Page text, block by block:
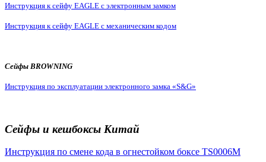
Инструкция к сейфу EAGLE с электронным замком
Инструкция к сейфу EAGLE с механическим кодом
Сейфы BROWNING
Инструкция по эксплуатации электронного замка «S&G»
Сейфы и кешбоксы Китай
Инструкция по смене кода в огнестойком боксе TS0006M